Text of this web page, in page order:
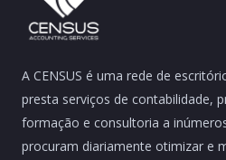
A CENSUS é uma rede de
presta serviços de contabilidade,
formação e consultoria a
procuram diariamente otimizar e